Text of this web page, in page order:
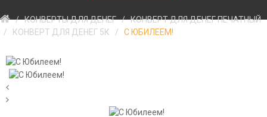
КОНВЕРТЫ ДЛЯ ДЕНЕГ
КОНВЕРТ ДЛЯ ДЕНЕГ ПЕЧАТНЫЙ
КОНВЕРТ ДЛЯ ДЕНЕГ 5К
С ЮБИЛЕЕМ!